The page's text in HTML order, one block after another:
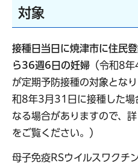
対象
接種日当日に焼津市に住民
ら36週6日の妊婦 （令和8
が定期予防接種の対象とな
和8年3月31日に接種した場
なる場合がありますので、
をご覧ください。）
母子免疫RSウイルスワクチ